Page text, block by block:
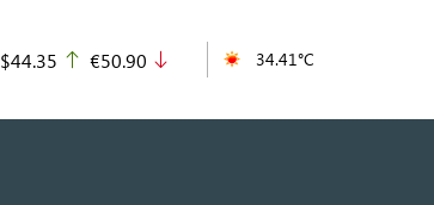
$44.35 up
€50.90 34.41°C